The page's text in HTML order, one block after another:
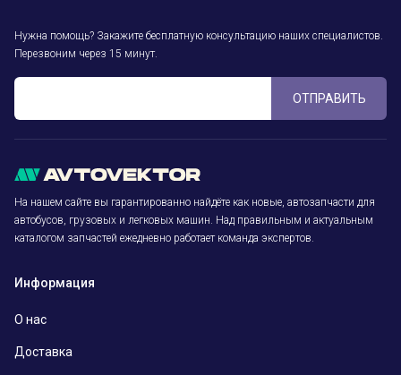
Нужна помощь? Закажите бесплатную консультацию наших специалистов.
Перезвоним через 15 минут.
ОТПРАВИТЬ
На нашем сайте вы гарантированно найдёте как новые, автозапчасти для
автобусов, грузовых и легковых машин. Над правильным и актуальным
каталогом запчастей ежедневно работает команда экспертов.
Информация
О нас
Доставка